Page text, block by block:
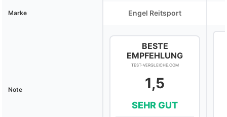
Marke Engel Reitsport
Note
BESTE
EMPFEHLUNG
TEST-VERGLEICHE.COM
1,5
SEHR GUT